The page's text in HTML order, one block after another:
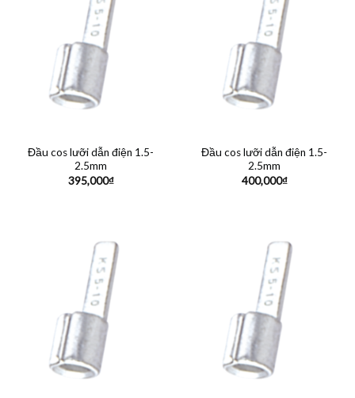
Đầu cos lưỡi dẫn điện 1.5-
2.5mm
395,000₫
Đầu cos lưỡi dẫn điện 1.5-
2.5mm
400,000₫